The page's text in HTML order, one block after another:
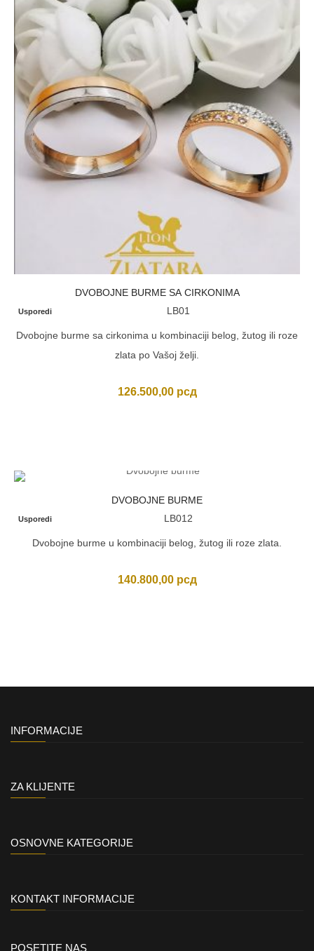
DVOBOJNE BURME SA CIRKONIMA
Usporedi LB01
Dvobojne burme sa cirkonima u kombinaciji belog, žutog ili roze
zlata po Vašoj želji.
126.500,00 рсд
DVOBOJNE BURME
Usporedi LB012
Dvobojne burme u kombinaciji belog, žutog ili roze zlata.
140.800,00 рсд
INFORMACIJE
ZA KLIJENTE
OSNOVNE KATEGORIJE
KONTAKT INFORMACIJE
POSETITE NAS